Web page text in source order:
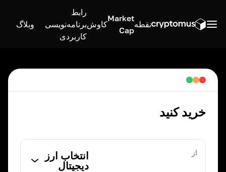
نقطه
Market
Cap
کاوش
رابط
برنامه‌نویسی
کاربردی
وبلاگ
خرید کنید
از
انتخاب ارز
دیجیتال